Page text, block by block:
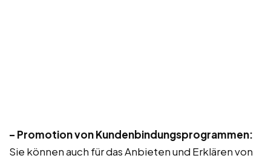
– Promotion von Kundenbindungsprogrammen:
Sie können auch für das Anbieten und Erklären von